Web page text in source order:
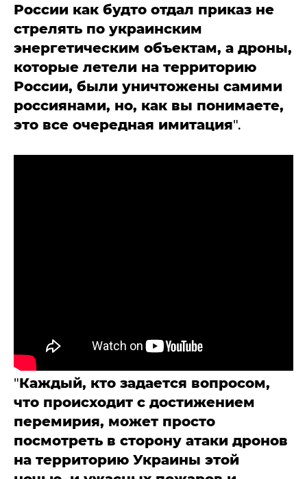
России как будто отдал приказ не
стрелять по украинским
энергетическим объектам, а дроны,
которые летели на территорию
России, были уничтожены самими
россиянами, но, как вы понимаете,
это все очередная имитация".
"Каждый, кто задается вопросом,
что происходит с достижением
перемирия, может просто
посмотреть в сторону атаки дронов
на территорию Украины этой